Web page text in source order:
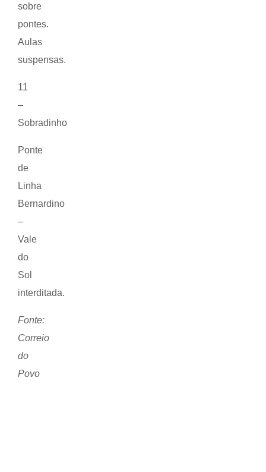
sobre
pontes.
Aulas
suspensas.
11
–
Sobradinho
Ponte
de
Linha
Bernardino
–
Vale
do
Sol
interditada.
Fonte:
Correio
do
Povo